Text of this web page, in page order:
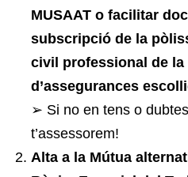
MUSAAT o facilitar
subscripció de la
civil professional de la
d’assegurances
➢ Si no en tens o
t’assessorem!
Alta a la Mútua